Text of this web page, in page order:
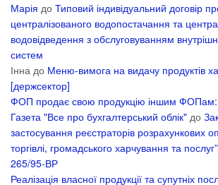
Марія до Типовий індивідуальний договір
централізованого водопостачання та
водовідведення з обслуговуванням
систем
Інна до Меню-вимога на видачу продуктів
[держсектор]
ФОП продає свою продукцію іншим ФОПам:
Газета "Все про бухгалтерський облік" до
застосування реєстраторів розрахункових
торгівлі, громадського харчування та
265/95-ВР
Реалізація власної продукції та супутніх